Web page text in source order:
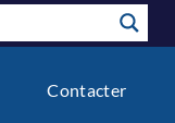
Contacter